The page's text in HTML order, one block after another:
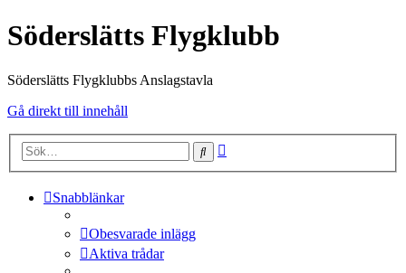
Söderslätts Flygklubb
Söderslätts Flygklubbs Anslagstavla
Gå direkt till innehåll
Sök
Snabblänkar
Obesvarade inlägg
Aktiva trådar